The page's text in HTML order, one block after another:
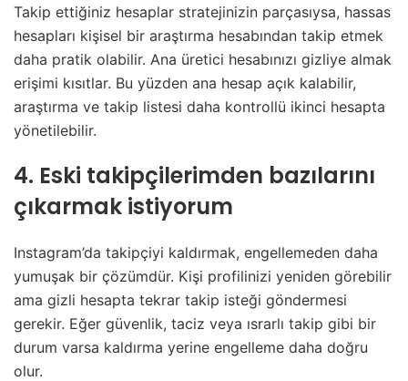
Takip ettiğiniz hesaplar stratejinizin parçasıysa, hassas
hesapları kişisel bir araştırma hesabından takip etmek
daha pratik olabilir. Ana üretici hesabınızı gizliye almak
erişimi kısıtlar. Bu yüzden ana hesap açık kalabilir,
araştırma ve takip listesi daha kontrollü ikinci hesapta
yönetilebilir.
4. Eski takipçilerimden bazılarını
çıkarmak istiyorum
Instagram’da takipçiyi kaldırmak, engellemeden daha
yumuşak bir çözümdür. Kişi profilinizi yeniden görebilir
ama gizli hesapta tekrar takip isteği göndermesi
gerekir. Eğer güvenlik, taciz veya ısrarlı takip gibi bir
durum varsa kaldırma yerine engelleme daha doğru
olur.